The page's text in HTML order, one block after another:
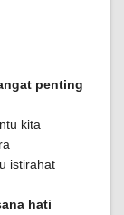
penting
kita
istirahat
hati